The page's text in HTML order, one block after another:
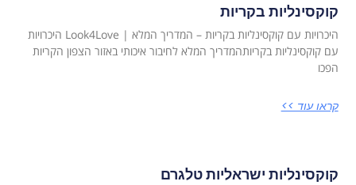
קוקסינליות בקריות
היכרויות עם קוקסינליות בקריות – המדריך המלא | Look4Love היכרויות
עם קוקסינליות בקריותהמדריך המלא לחיבור איכותי באזור הצפון הקריות
הפכו
קראו עוד >>
קוקסינליות ישראליות טלגרם